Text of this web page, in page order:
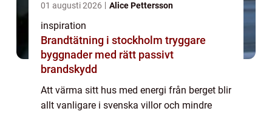
01 augusti 2026 Alice Pettersson
inspiration
Brandtätning i stockholm tryggare
byggnader med rätt passivt
brandskydd
Att värma sitt hus med energi från berget blir
allt vanligare i svenska villor och mindre